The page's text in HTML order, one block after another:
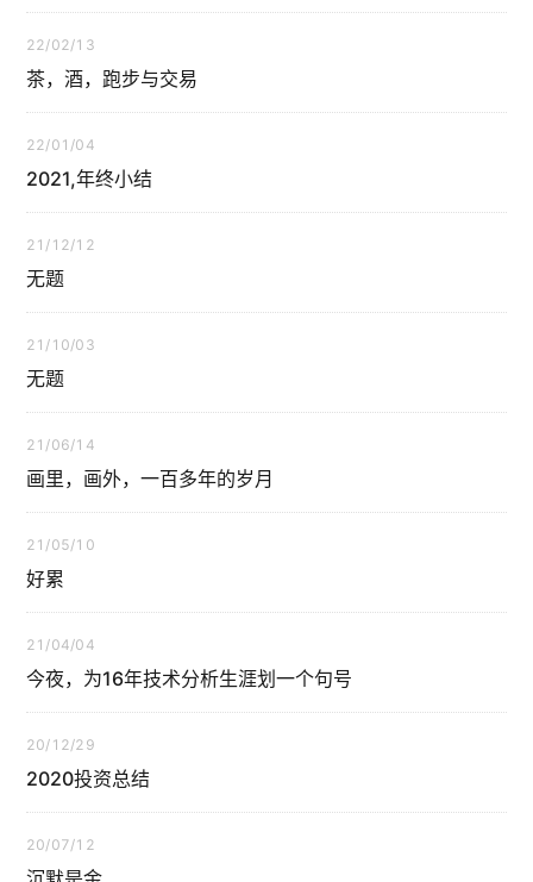
22/02/13
茶，酒，跑步与交易
22/01/04
2021,年终小结
21/12/12
无题
21/10/03
无题
21/06/14
画里，画外，一百多年的岁月
21/05/10
好累
21/04/04
今夜，为16年技术分析生涯划一个句号
20/12/29
2020投资总结
20/07/12